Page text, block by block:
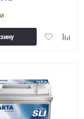
Добавить